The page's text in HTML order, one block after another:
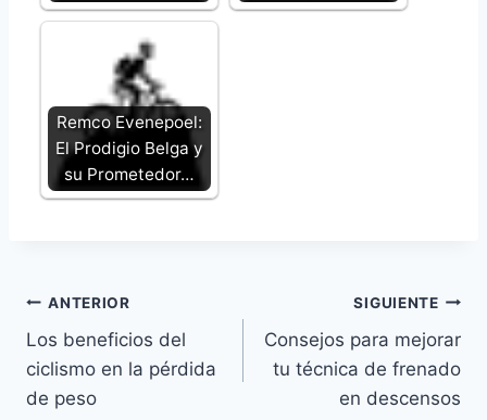
Remco Evenepoel:
El Prodigio Belga y
su Prometedor…
Navegación
de
entradas
ANTERIOR
Los beneficios del
ciclismo en la pérdida
de peso
SIGUIENTE
Consejos para mejorar
tu técnica de frenado
en descensos